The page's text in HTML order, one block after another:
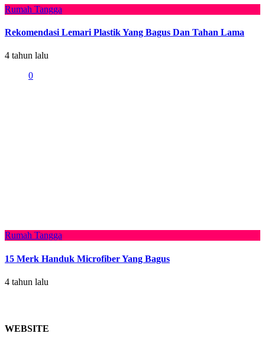
Rumah Tangga
Rekomendasi Lemari Plastik Yang Bagus Dan Tahan Lama
4 tahun lalu
0
Rumah Tangga
15 Merk Handuk Microfiber Yang Bagus
4 tahun lalu
WEBSITE